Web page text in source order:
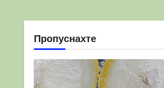
Пропуснахте